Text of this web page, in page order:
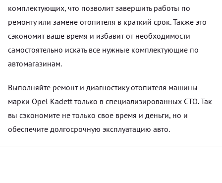
комплектующих, что позволит завершить работы по
ремонту или замене отопителя в краткий срок. Также это
сэкономит ваше время и избавит от необходимости
самостоятельно искать все нужные комплектующие по
автомагазинам.
Выполняйте ремонт и диагностику отопителя машины
марки Opel Kadett только в специализированных СТО. Так
вы сэкономите не только свое время и деньги, но и
обеспечите долгосрочную эксплуатацию авто.